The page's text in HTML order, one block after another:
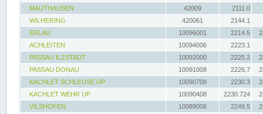
MAUTHAUSEN
42009
2111.0
WILHERING
420061
2144.1
ERLAU
10096001 2214.5
ACHLEITEN
10094006
2223.1
PASSAU ILZSTADT
10092000 2225.2
PASSAU DONAU
10091008 2226.7
KACHLET SCHLEUSE UP
10090708 2230.3
KACHLET WEHR UP
10090408 2230.724
VILSHOFEN
10089006 2249.5